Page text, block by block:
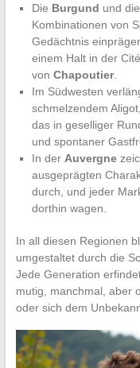
Die Burgund und die
Kombinationen von
Gedächtnis
einem Halt in der
von Chapoutier.
Im Südwesten
schmelzendem
das in geselliger
und spontaner
In der Auvergne
ausgeprägten
durch, und jeder
dorthin wagen.
In all diesen Regionen
umgestaltet durch die
Jede Generation
mutig, manchmal, aber
oder sich dem